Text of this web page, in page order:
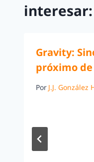
interesar:
Gravity:
próximo
Por J.J. González